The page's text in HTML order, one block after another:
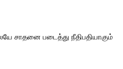
சாதனை படைத்து நீதிபதியாகும்